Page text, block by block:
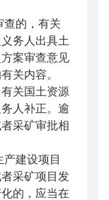
的，有关
务人出具土
案审查意见
关内容。
关国土资源
人补正。逾
采矿审批相
建设项目
采矿项目发
的，应当在